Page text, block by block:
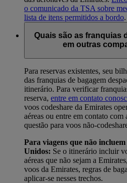
o comunicado da TSA sobre
lista de itens permitidos a bordo.
Quais são as franquias
em outras
Para reservas existentes, seu
das franquias de bagagem
itinerário. Para verificar
reserva, entre em contato
voos codeshare da Emirates
aéreas ou entre em contato com
questão para voos não-
Para viagens que não
Unidos: Se o itinerário incluir
aéreas que não sejam a
voos da Emirates, regras de
aplicar-se nesses trechos.